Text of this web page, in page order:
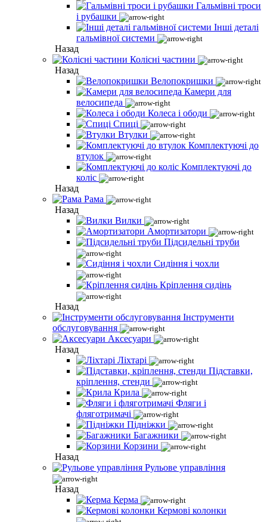
Гальмівні троси
і рубашки
Інші деталі
гальмівної системи
Назад
Колісні частини
Назад
Велопокришки
Камери для
велосипеда
Колеса і ободи
Спиці
Втулки
Комплектуючі до
втулок
Комплектуючі до
коліс
Назад
Рама
Назад
Вилки
Амортизатори
Підсидельні труби
Сидіння і чохли
Кріплення сидінь
Назад
Інструменти
обслуговування
Аксесуари
Назад
Ліхтарі
Підставки,
кріплення, стенди
Крила
Фляги і
фляготримачі
Підніжки
Багажники
Корзини
Назад
Рульове управління
Назад
Керма
Кермові колонки